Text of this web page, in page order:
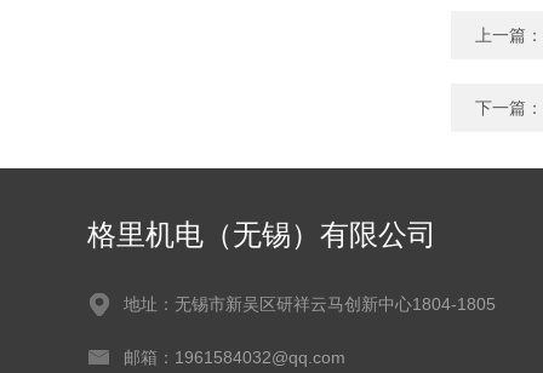
上一篇：
下一篇：
格里机电（无锡）有限公司
地址：无锡市新吴区研祥云马创新中心1804-1805
邮箱：1961584032@qq.com